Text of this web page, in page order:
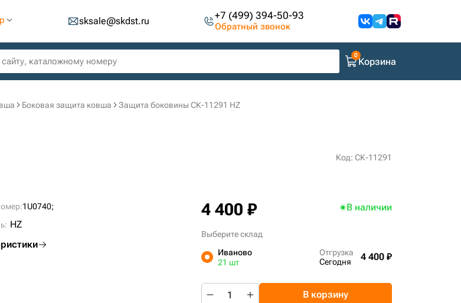
sksale@skdst.ru +7 (499) 394-50-93
Обратный звонок
Корзина
Боковая защита ковша Защита боковины СК-11291 HZ
Код: СК-11291
1U0740;
HZ
4 400 ₽ В наличии
Выберите склад
Иваново
21 шт
Отгрузка
Сегодня
4 400 ₽
В корзину